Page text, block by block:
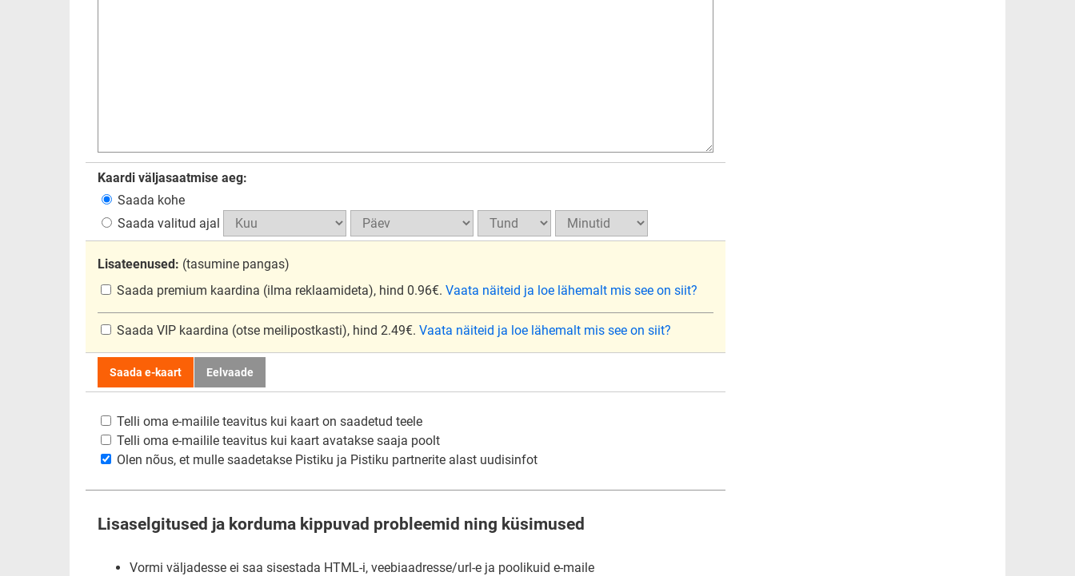
Kaardi väljasaatmise aeg:
Saada kohe
Saada valitud ajal
Lisateenused: (tasumine pangas)
Saada premium kaardina (ilma reklaamideta), hind 0.96€. Vaata näiteid ja loe lähemalt mis see on siit?
Saada VIP kaardina (otse meilipostkasti), hind 2.49€. Vaata näiteid ja loe lähemalt mis see on siit?
Saada e-kaart Eelvaade
Telli oma e-mailile teavitus kui kaart on saadetud teele
Telli oma e-mailile teavitus kui kaart avatakse saaja poolt
Olen nõus, et mulle saadetakse Pistiku ja Pistiku partnerite alast uudisinfot
Lisaselgitused ja korduma kippuvad probleemid ning küsimused
Vormi väljadesse ei saa sisestada HTML-i, veebiaadresse/url-e ja poolikuid e-maile